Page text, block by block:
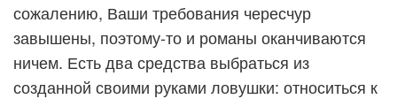
сожалению, Ваши требования чересчур
завышены, поэтому-то и романы оканчиваются
ничем. Есть два средства выбраться из
созданной своими руками ловушки: относиться к